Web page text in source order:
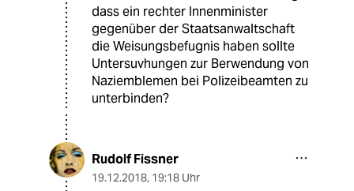
dass ein rechter Innenminister
gegenüber der Staatsanwaltschaft
die Weisungsbefugnis haben sollte
Untersuvhungen zur Berwendung von
Naziemblemen bei Polizeibeamten zu
unterbinden?
Rudolf Fissner
19.12.2018, 19:18 Uhr